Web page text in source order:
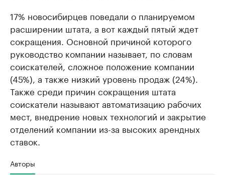
17% новосибирцев поведали о планируемом
расширении штата, а вот каждый пятый ждет
сокращения. Основной причиной которого
руководство компании называет, по словам
соискателей, сложное положение компании
(45%), а также низкий уровень продаж (24%).
Также среди причин сокращения штата
соискатели называют автоматизацию рабочих
мест, внедрение новых технологий и закрытие
отделений компании из-за высоких арендных
ставок.
Авторы